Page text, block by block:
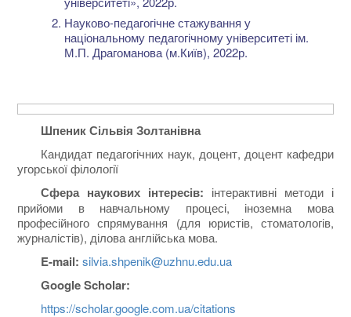
Науково-педагогічне стажування у
національному педагогічному університеті ім.
М.П. Драгоманова (м.Київ), 2022р.
Шпеник Сільвія Золтанівна
Кандидат педагогічних наук, доцент, доцент кафедри
угорської філології
Сфера наукових інтересів: інтерактивні методи і
прийоми в навчальному процесі, іноземна мова
професійного спрямування (для юристів, стоматологів,
журналістів), ділова англійська мова.
E-mail:silvia.shpenik@uzhnu.edu.ua
Google Scholar:
https://scholar.google.com.ua/citations